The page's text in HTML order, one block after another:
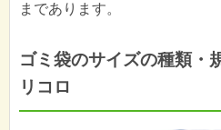
まであります。
ゴミ袋のサイズの種類
リコロ